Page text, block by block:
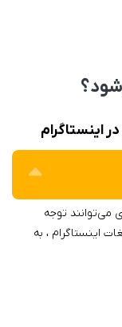
اينستاگرام
می‌توانند توجه
اینستاگرام ، به